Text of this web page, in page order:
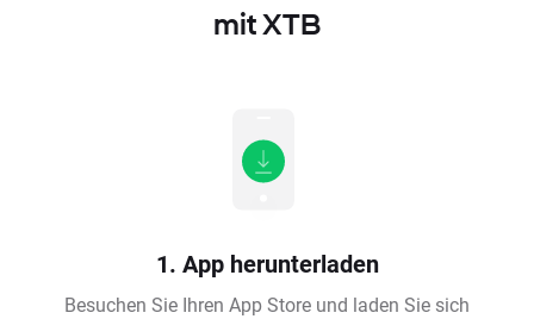
mit XTB
1. App herunterladen
Besuchen Sie Ihren App Store und laden Sie sich